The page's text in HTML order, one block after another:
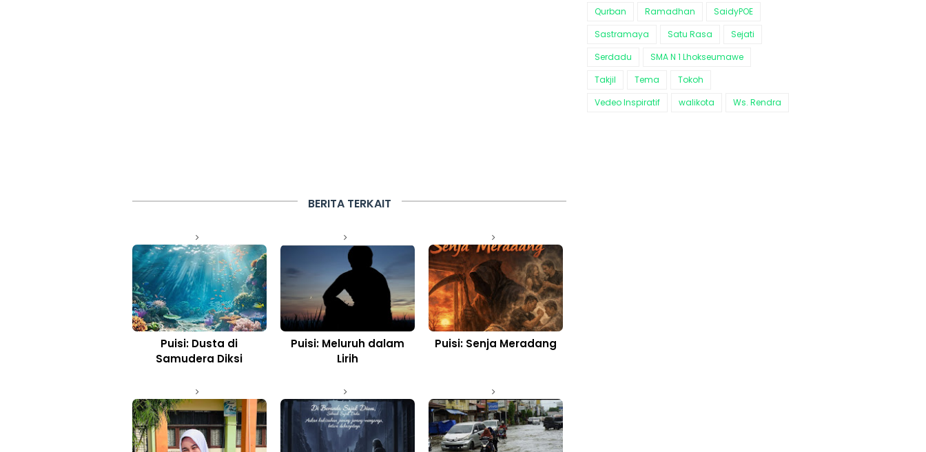
BERITA TERKAIT
Puisi: Dusta di
Samudera Diksi
Puisi: Meluruh dalam
Lirih
Puisi: Senja Meradang
Qurban
Ramadhan
SaidyPOE
Sastramaya
Satu Rasa
Sejati
Serdadu
SMA N 1 Lhokseumawe
Takjil
Tema
Tokoh
Vedeo Inspiratif
walikota Ws. Rendra